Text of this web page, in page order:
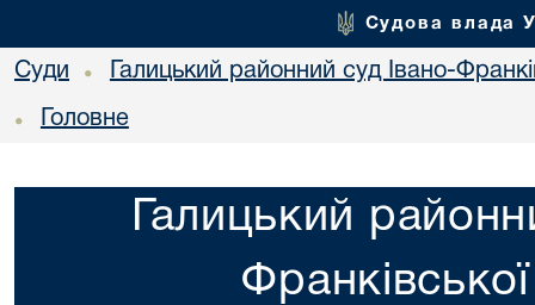
Судова влада
Суди • Галицький районний суд Івано-
• Головне
Галицький